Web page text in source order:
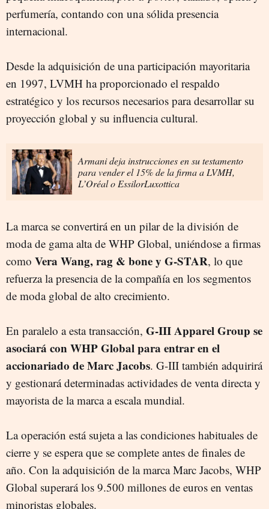
perfumería, contando con una sólida presencia
internacional.
Desde la adquisición de una participación mayoritaria
en 1997, LVMH ha proporcionado el respaldo
estratégico y los recursos necesarios para desarrollar su
proyección global y su influencia cultural.
Armani deja instrucciones en su testamento
para vender el 15% de la firma a LVMH,
L’Oréal o EssilorLuxottica
La marca se convertirá en un pilar de la división de
moda de gama alta de WHP Global, uniéndose a firmas
como Vera Wang, rag & bone y G-STAR, lo que
refuerza la presencia de la compañía en los segmentos
de moda global de alto crecimiento.
En paralelo a esta transacción, G-III Apparel Group se
asociará con WHP Global para entrar en el
accionariado de Marc Jacobs. G-III también adquirirá
y gestionará determinadas actividades de venta directa y
mayorista de la marca a escala mundial.
La operación está sujeta a las condiciones habituales de
cierre y se espera que se complete antes de finales de
año. Con la adquisición de la marca Marc Jacobs, WHP
Global superará los 9.500 millones de euros en ventas
minoristas globales.